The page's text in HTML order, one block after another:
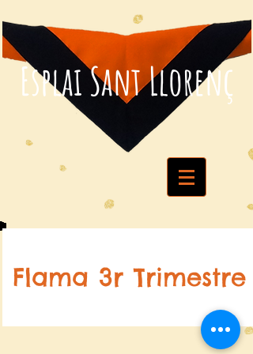
Esplai Sant Llorenç
Flama 3r Trimestre